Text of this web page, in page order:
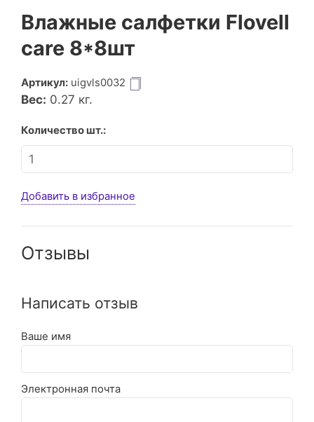
Влажные салфетки Flovell
care 8*8шт
Артикул: uigvls0032
Вес: 0.27 кг.
Количество шт.:
Добавить в избранное
Отзывы
Написать отзыв
Ваше имя
Электронная почта